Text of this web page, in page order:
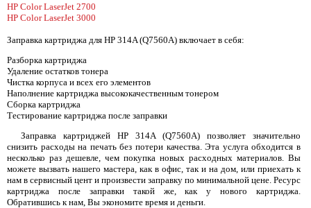
HP Color LaserJet 2700
HP Color LaserJet 3000
Заправка картриджа для HP 314A (Q7560A) включает в себя:
Разборка картриджа
Удаление остатков тонера
Чистка корпуса и всех его элементов
Наполнение картриджа высококачественным тонером
Сборка картриджа
Тестирование картриджа после заправки
Заправка картриджей HP 314A (Q7560A) позволяет значительно
снизить расходы на печать без потери качества. Эта услуга обходится в
несколько раз дешевле, чем покупка новых расходных материалов. Вы
можете вызвать нашего мастера, как в офис, так и на дом, или приехать к
нам в сервисный цент и произвести заправку по минимальной цене. Ресурс
картриджа после заправки такой же, как у нового картриджа.
Обратившись к нам, Вы экономите время и деньги.